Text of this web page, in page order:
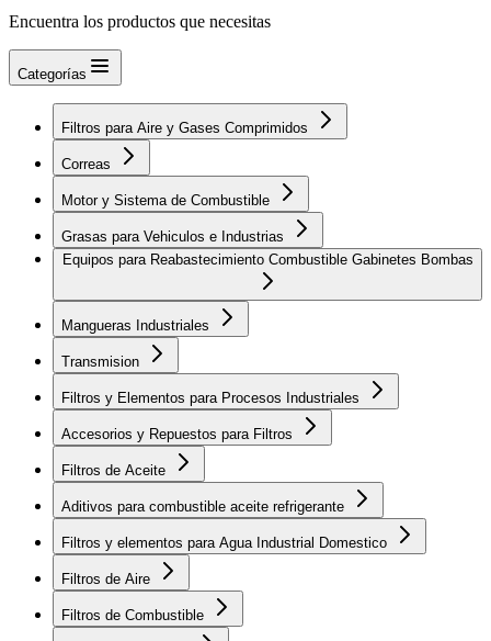
Encuentra los productos que necesitas
Categorías
Filtros para Aire y Gases Comprimidos
Correas
Motor y Sistema de Combustible
Grasas para Vehiculos e Industrias
Equipos para Reabastecimiento Combustible Gabinetes Bombas
Mangueras Industriales
Transmision
Filtros y Elementos para Procesos Industriales
Accesorios y Repuestos para Filtros
Filtros de Aceite
Aditivos para combustible aceite refrigerante
Filtros y elementos para Agua Industrial Domestico
Filtros de Aire
Filtros de Combustible